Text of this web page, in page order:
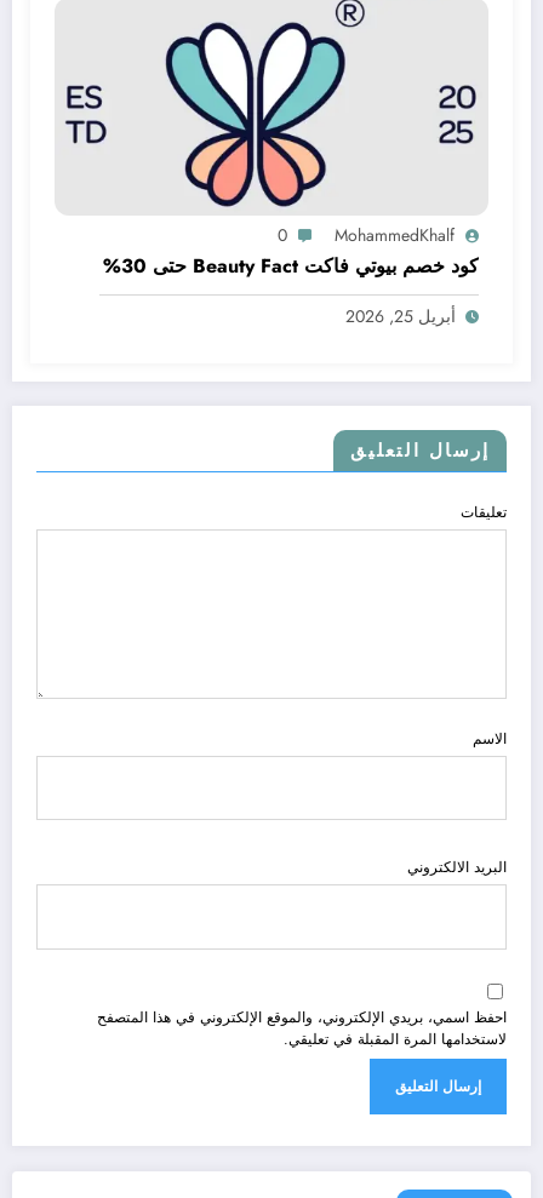
MohammedKhalf
0
كود خصم بيوتي فاكت Beauty Fact حتى 30%
أبريل 25, 2026
إرسال التعليق
تعليقات
الاسم
البريد الالكتروني
احفظ اسمي، بريدي الإلكتروني، والموقع الإلكتروني في هذا المتصفح
لاستخدامها المرة المقبلة في تعليقي.